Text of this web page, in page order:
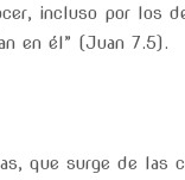
incluso por los
en él” (Juan 7.5).
que surge de las